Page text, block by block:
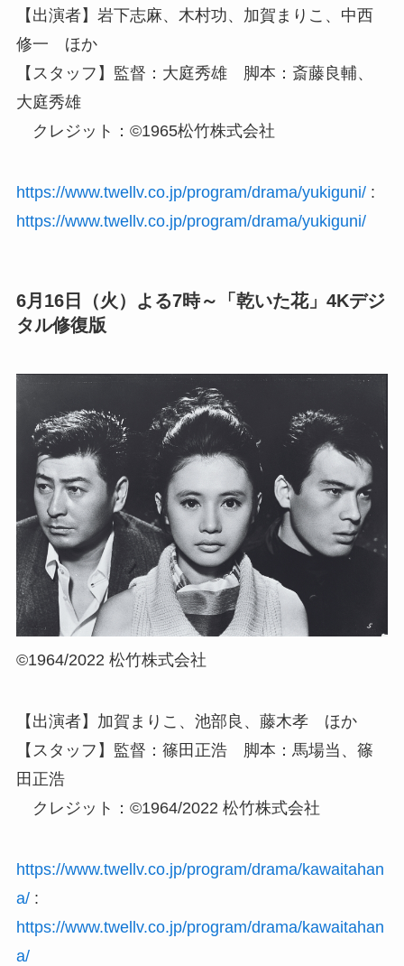
【出演者】岩下志麻、木村功、加賀まりこ、中西
修一 ほか
【スタッフ】監督：大庭秀雄 脚本：斎藤良輔、
大庭秀雄
クレジット：©1965松竹株式会社
https://www.twellv.co.jp/program/drama/yukiguni/:
https://www.twellv.co.jp/program/drama/yukiguni/
6月16日（火）よる7時～「乾いた花」4Kデジ
タル修復版
©1964/2022 松竹株式会社
【出演者】加賀まりこ、池部良、藤木孝 ほか
【スタッフ】監督：篠田正浩 脚本：馬場当、篠
田正浩
クレジット：©1964/2022 松竹株式会社
https://www.twellv.co.jp/program/drama/kawaitahan
a/:
https://www.twellv.co.jp/program/drama/kawaitahan
a/